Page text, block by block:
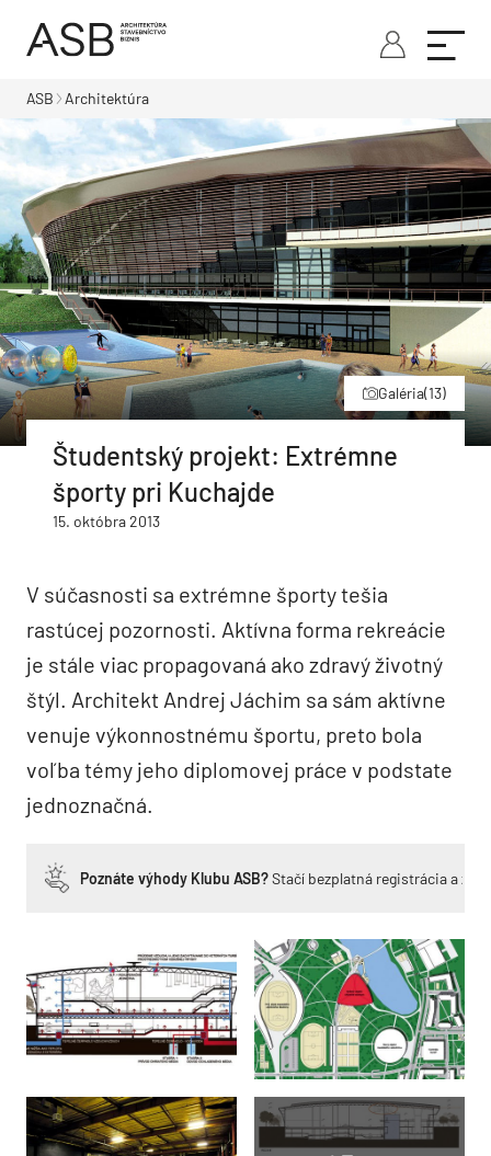
ASB Architektúra
Galéria(13)
Študentský projekt: Extrémne
športy pri Kuchajde
15. októbra 2013
V súčasnosti sa extrémne športy tešia
rastúcej pozornosti. Aktívna forma rekreácie
je stále viac propagovaná ako zdravý životný
štýl. Architekt Andrej Jáchim sa sám aktívne
venuje výkonnostnému športu, preto bola
voľba témy jeho diplomovej práce v podstate
jednoznačná.
Poznáte výhody Klubu ASB?Stačí bezplatná registrácia a